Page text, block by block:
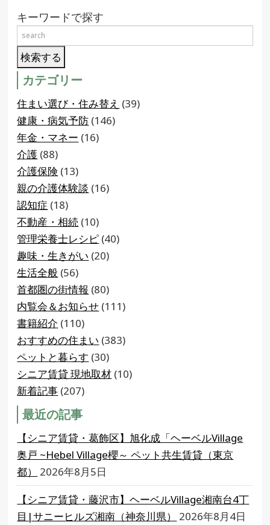
キーワードで探す
カテゴリー
住まい選び・住み替え (39)
健康・病気予防 (146)
年金・マネー (16)
介護 (88)
介護保険 (13)
親の介護体験談 (16)
認知症 (18)
不動産・相続 (10)
管理栄養士レシピ (40)
趣味・生きがい (20)
生活全般 (56)
首都圏の街情報 (80)
内覧会＆お知らせ (111)
書籍紹介 (110)
おすすめの住まい (383)
ペットと暮らす (30)
シニア賃貸 現地取材 (10)
新着記事 (207)
最近の記事
【シニア賃貸・葛飾区】旭化成「ヘーベルVillage
奥戸 ~Hebel Village櫻～ ペット共生賃貸（東京
都）
2026年8月5日
【シニア賃貸・藤沢市】ヘーベルVillage湘南台4丁
目|サニーヒルズ湘南（神奈川県）
2026年8月4日